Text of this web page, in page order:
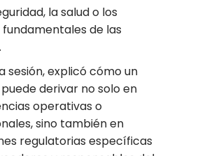
la salud o los
de las
sesión, explicó cómo un
derivar no solo en
operativas o
sino también en
regulatorias específicas